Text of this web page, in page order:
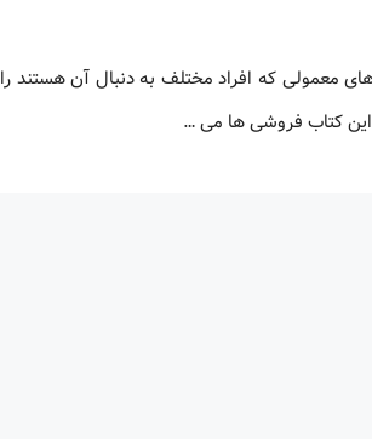
که افراد مختلف به دنبال آن هستند را
کتاب فروشی ها می …